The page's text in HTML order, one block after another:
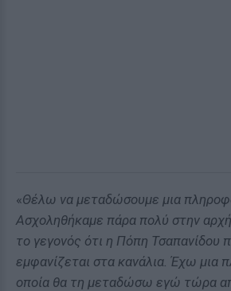
«Θέλω να μεταδώσουμε μια
Ασχοληθήκαμε πάρα πολύ στην
το γεγονός ότι η Πόπη Τσαπανίδου
εμφανίζεται στα κανάλια. Έχω μια
οποία θα τη μεταδώσω εγώ τώρα